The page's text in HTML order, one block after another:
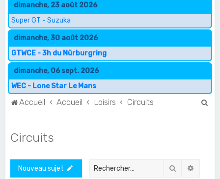
dimanche, 23 août 2026
Super GT - Suzuka
dimanche, 30 août 2026
GTWCE - 3h du Nürburgring
dimanche, 06 sept. 2026
WEC - Lone Star Le Mans
Accueil Accueil Loisirs Circuits
Circuits
Nouveau sujet Rechercher